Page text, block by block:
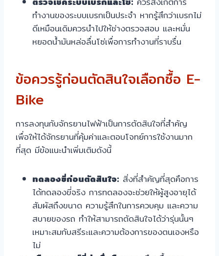
ทำงานของระบบเบรกเป็นประจำ หากรู้สึกว่าเบรกไม่
ดีเหมือนเดิมควรนำไปให้ช่างตรวจสอบ และหมั่น
หยอดน้ำมันหล่อลื่นโซ่เพื่อการทำงานที่ราบรื่น
ข้อควรรู้ก่อนตัดสินใจเลือกซื้อ E-
Bike
การลงทุนกับจักรยานไฟฟ้าเป็นการตัดสินใจที่สำคัญ
เพื่อให้ได้จักรยานที่คุ้มค่าและตอบโจทย์การใช้งานมาก
ที่สุด มีข้อแนะนำเพิ่มเติมดังนี้
ทดลองขี่ก่อนตัดสินใจ: สิ่งที่สำคัญที่สุดคือการ
ได้ทดลองขี่จริง การทดลองจะช่วยให้ผู้สูงอายุได้
สัมผัสถึงขนาด ความรู้สึกในการควบคุม และความ
สบายของรถ ทำให้สามารถตัดสินใจได้ว่ารุ่นนั้นๆ
เหมาะสมกับสรีระและความต้องการของตนเองหรือ
ไม่